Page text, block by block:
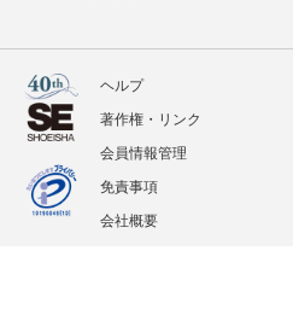
ヘルプ
著作権・リンク
会員情報管理
免責事項
会社概要